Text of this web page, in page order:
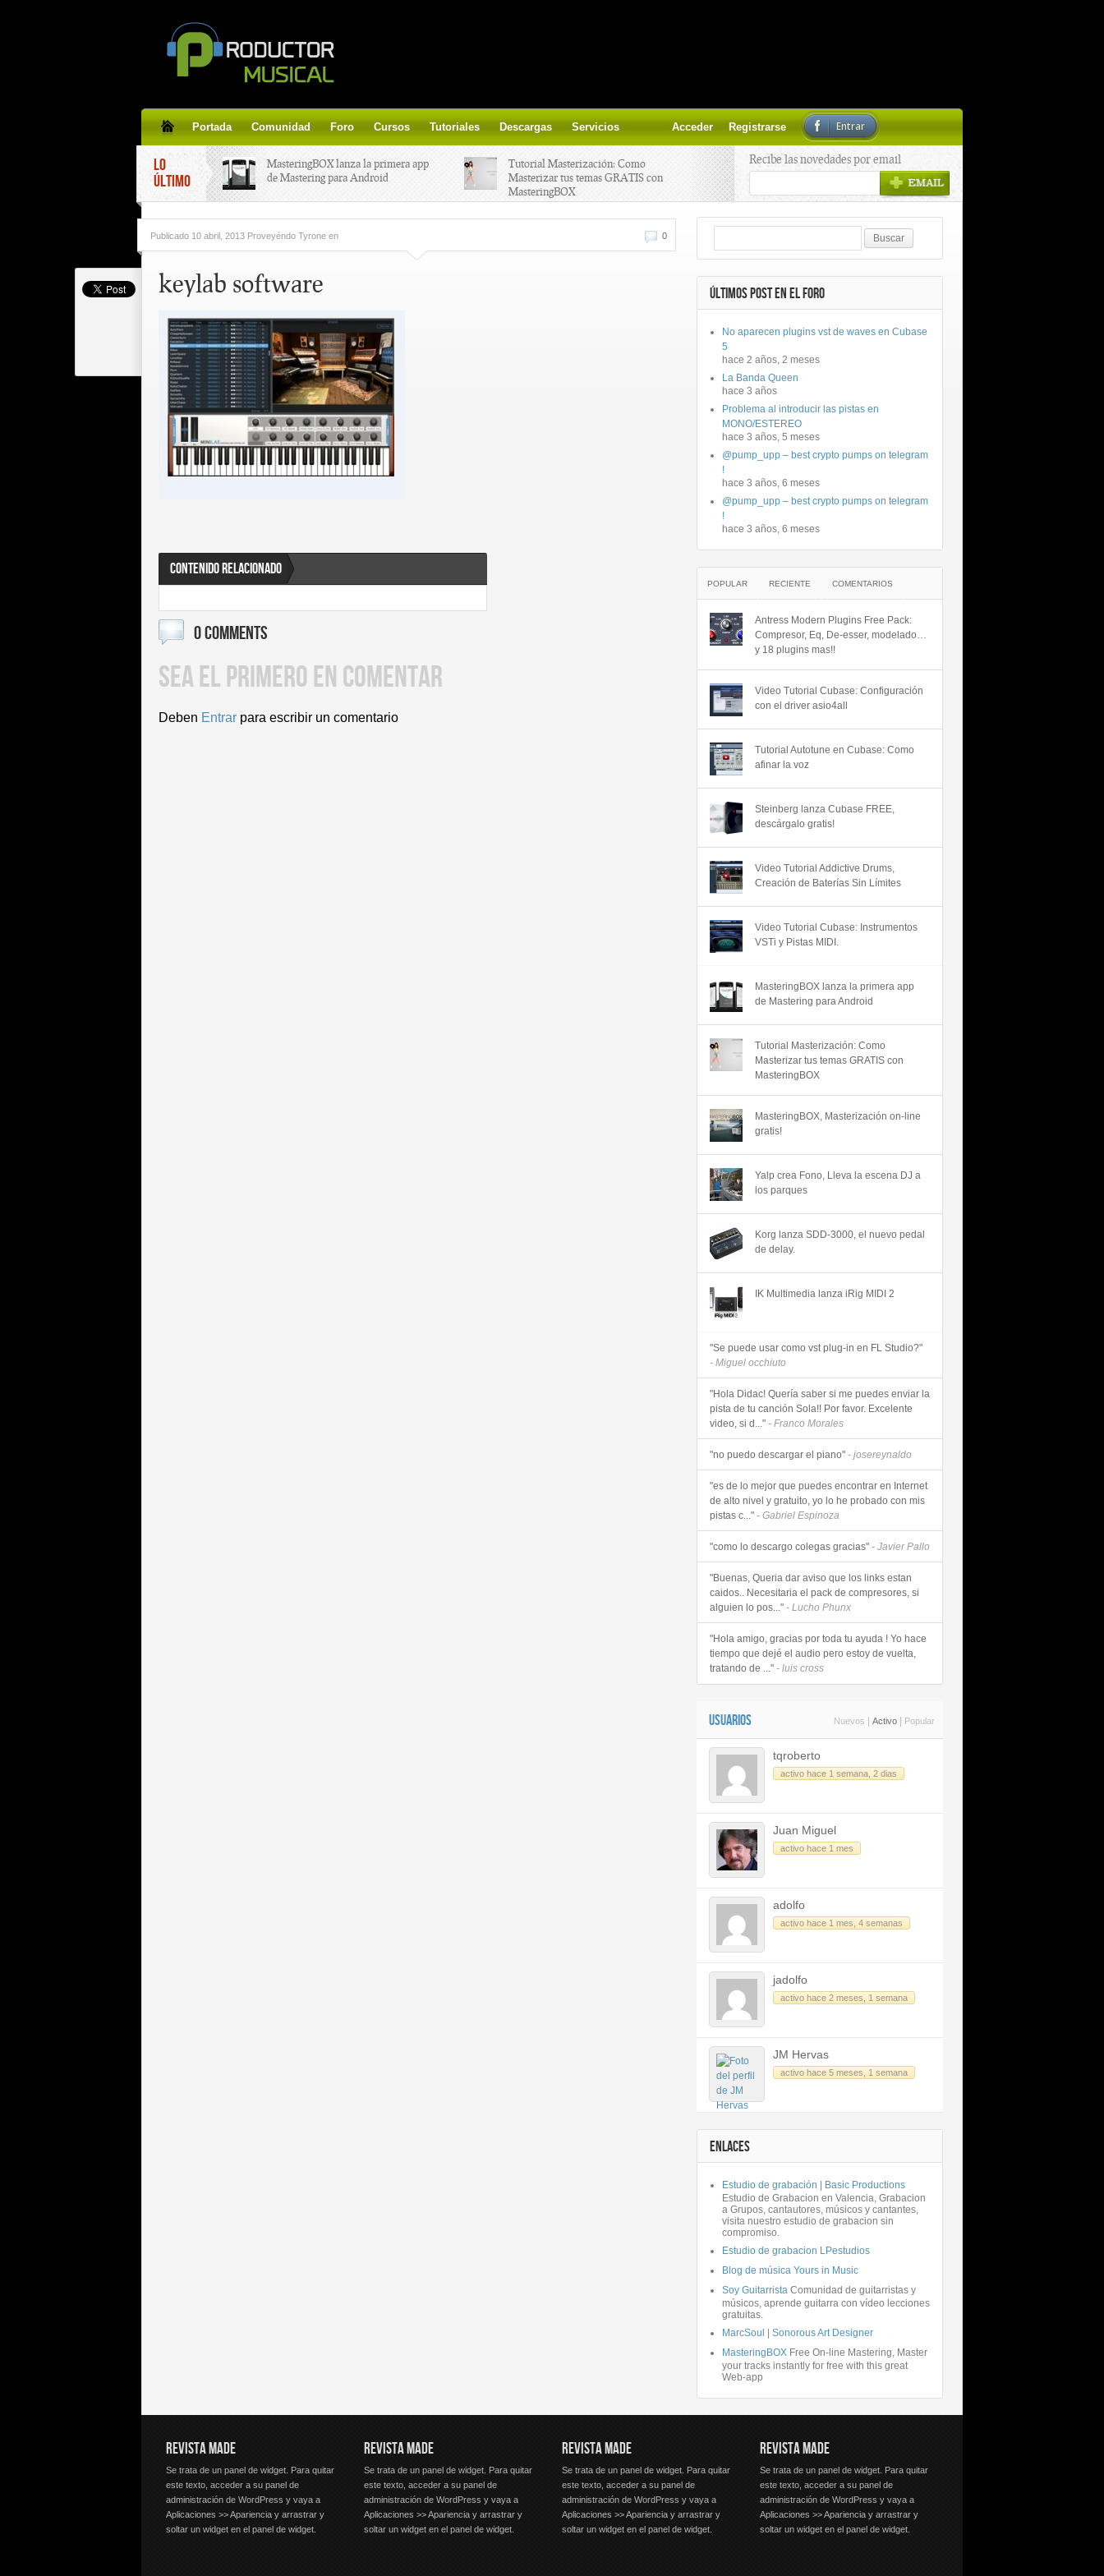
Portada Comunidad Foro Cursos Tutoriales Descargas Servicios Acceder Registrarse Entrar
LO
ÚLTIMO
MasteringBOX lanza la primera app
de Mastering para Android
Tutorial Masterización: Como
Masterizar tus temas GRATIS con
MasteringBOX
line gratis!
Yalp crea Fono, Lleva la escena DJ a
Korg lanza SDD-3000, el nuevo
Tutorial de CLA Effects, aprende a
aplicar efectos a tus voces.
Recibe las novedades por email
0
Publicado 10 abril, 2013 Proveyéndo Tyrone en
keylab software
CONTENIDO RELACIONADO
0 COMMENTS
SEA EL PRIMERO EN COMENTAR
Deben Entrar para escribir un comentario
ÚLTIMOS POST EN EL FORO
No aparecen plugins vst de waves en Cubase
5
hace 2 años, 2 meses
La Banda Queen
hace 3 años
Problema al introducir las pistas en
MONO/ESTEREO
hace 3 años, 5 meses
@pump_upp – best crypto pumps on telegram
!
hace 3 años, 6 meses
@pump_upp – best crypto pumps on telegram
!
hace 3 años, 6 meses
POPULAR RECIENTE COMENTARIOS
Antress Modern Plugins Free Pack:
Compresor, Eq, De-esser, modelado…
y 18 plugins mas!!
Video Tutorial Cubase: Configuración
con el driver asio4all
Tutorial Autotune en Cubase: Como
afinar la voz
Steinberg lanza Cubase FREE,
descárgalo gratis!
Video Tutorial Addictive Drums,
Creación de Baterías Sin Límites
Video Tutorial Cubase: Instrumentos
VSTi y Pistas MIDI.
MasteringBOX lanza la primera app
de Mastering para Android
Tutorial Masterización: Como
Masterizar tus temas GRATIS con
MasteringBOX
MasteringBOX, Masterización on-line
gratis!
Yalp crea Fono, Lleva la escena DJ a
los parques
Korg lanza SDD-3000, el nuevo pedal
de delay.
IK Multimedia lanza iRig MIDI 2
"Se puede usar como vst plug-in en FL Studio?"
- Miguel occhiuto
"Hola Didac! Quería saber si me puedes enviar la
pista de tu canción Sola!! Por favor. Excelente
video, si d..." - Franco Morales
"no puedo descargar el piano" - josereynaldo
"es de lo mejor que puedes encontrar en Internet
de alto nivel y gratuito, yo lo he probado con mis
pistas c..." - Gabriel Espinoza
"como lo descargo colegas gracias" - Javier Pallo
"Buenas, Queria dar aviso que los links estan
caidos.. Necesitaria el pack de compresores, si
alguien lo pos..." - Lucho Phunx
"Hola amigo, gracias por toda tu ayuda ! Yo hace
tiempo que dejé el audio pero estoy de vuelta,
tratando de ..." - luis cross
USUARIOS Nuevos Activo Popular
tqroberto
activo hace 1 semana, 2 dias
Juan Miguel
activo hace 1 mes
adolfo
activo hace 1 mes, 4 semanas
jadolfo
activo hace 2 meses, 1 semana
JM Hervas
activo hace 5 meses, 1 semana
ENLACES
Estudio de grabación | Basic Productions
Estudio de Grabacion en Valencia, Grabacion
a Grupos, cantautores, músicos y cantantes,
visita nuestro estudio de grabacion sin
compromiso.
Estudio de grabacion LPestudios
Blog de música Yours in Music
Soy Guitarrista Comunidad de guitarristas y
músicos, aprende guitarra con vídeo lecciones
gratuitas.
MarcSoul | Sonorous Art Designer
MasteringBOX Free On-line Mastering, Master
your tracks instantly for free with this great
Web-app
REVISTA MADE
Se trata de un panel de widget. Para quitar
este texto, acceder a su panel de
administración de WordPress y vaya a
Aplicaciones >> Apariencia y arrastrar y
soltar un widget en el panel de widget.
REVISTA MADE
Se trata de un panel de widget. Para quitar
este texto, acceder a su panel de
administración de WordPress y vaya a
Aplicaciones >> Apariencia y arrastrar y
soltar un widget en el panel de widget.
REVISTA MADE
Se trata de un panel de widget. Para quitar
este texto, acceder a su panel de
administración de WordPress y vaya a
Aplicaciones >> Apariencia y arrastrar y
soltar un widget en el panel de widget.
REVISTA MADE
Se trata de un panel de widget. Para quitar
este texto, acceder a su panel de
administración de WordPress y vaya a
Aplicaciones >> Apariencia y arrastrar y
soltar un widget en el panel de widget.